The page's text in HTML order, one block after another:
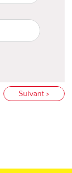
Suivant >